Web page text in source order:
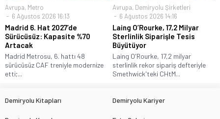
Avrupa, Metro
6 Ağustos 2026 16:13
Madrid 6. Hat 2027’de
Sürücüsüz: Kapasite %70
Artacak
Madrid Metrosu, 6. hattı 48
sürücüsüz CAF treniyle modernize
etti;...
Avrupa, Demiryolu Şirketleri
6 Ağustos 2026 14:16
Laing O’Rourke, 17,2 Milyar
Sterlinlik Siparişle Tesis
Büyütüyor
Laing O'Rourke, 17,2 milyar
sterlinlik rekor sipariş defteriyle
Smethwick'teki CHtM...
Demiryolu Kitapları Demiryolu Kariyer